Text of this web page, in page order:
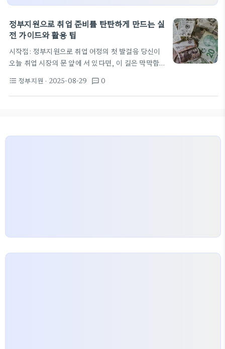
정부지원으로 취업 준비를 탄탄하게 만드는 실
전 가이드와 활용 팁
시작점: 정부지원으로 취업 여정의 첫 발걸음 당신이
오늘 취업 시장의 문 앞에 서 있다면, 이 길은 막막함
다에서 어디서부터 시작해야 하는지 알기 어렵다 해
도, 방향은 존재한다. 우리나라의 정부지원 제도는 취
format_list_bulleted 정부지원 · 2025-08-29 textsms 0